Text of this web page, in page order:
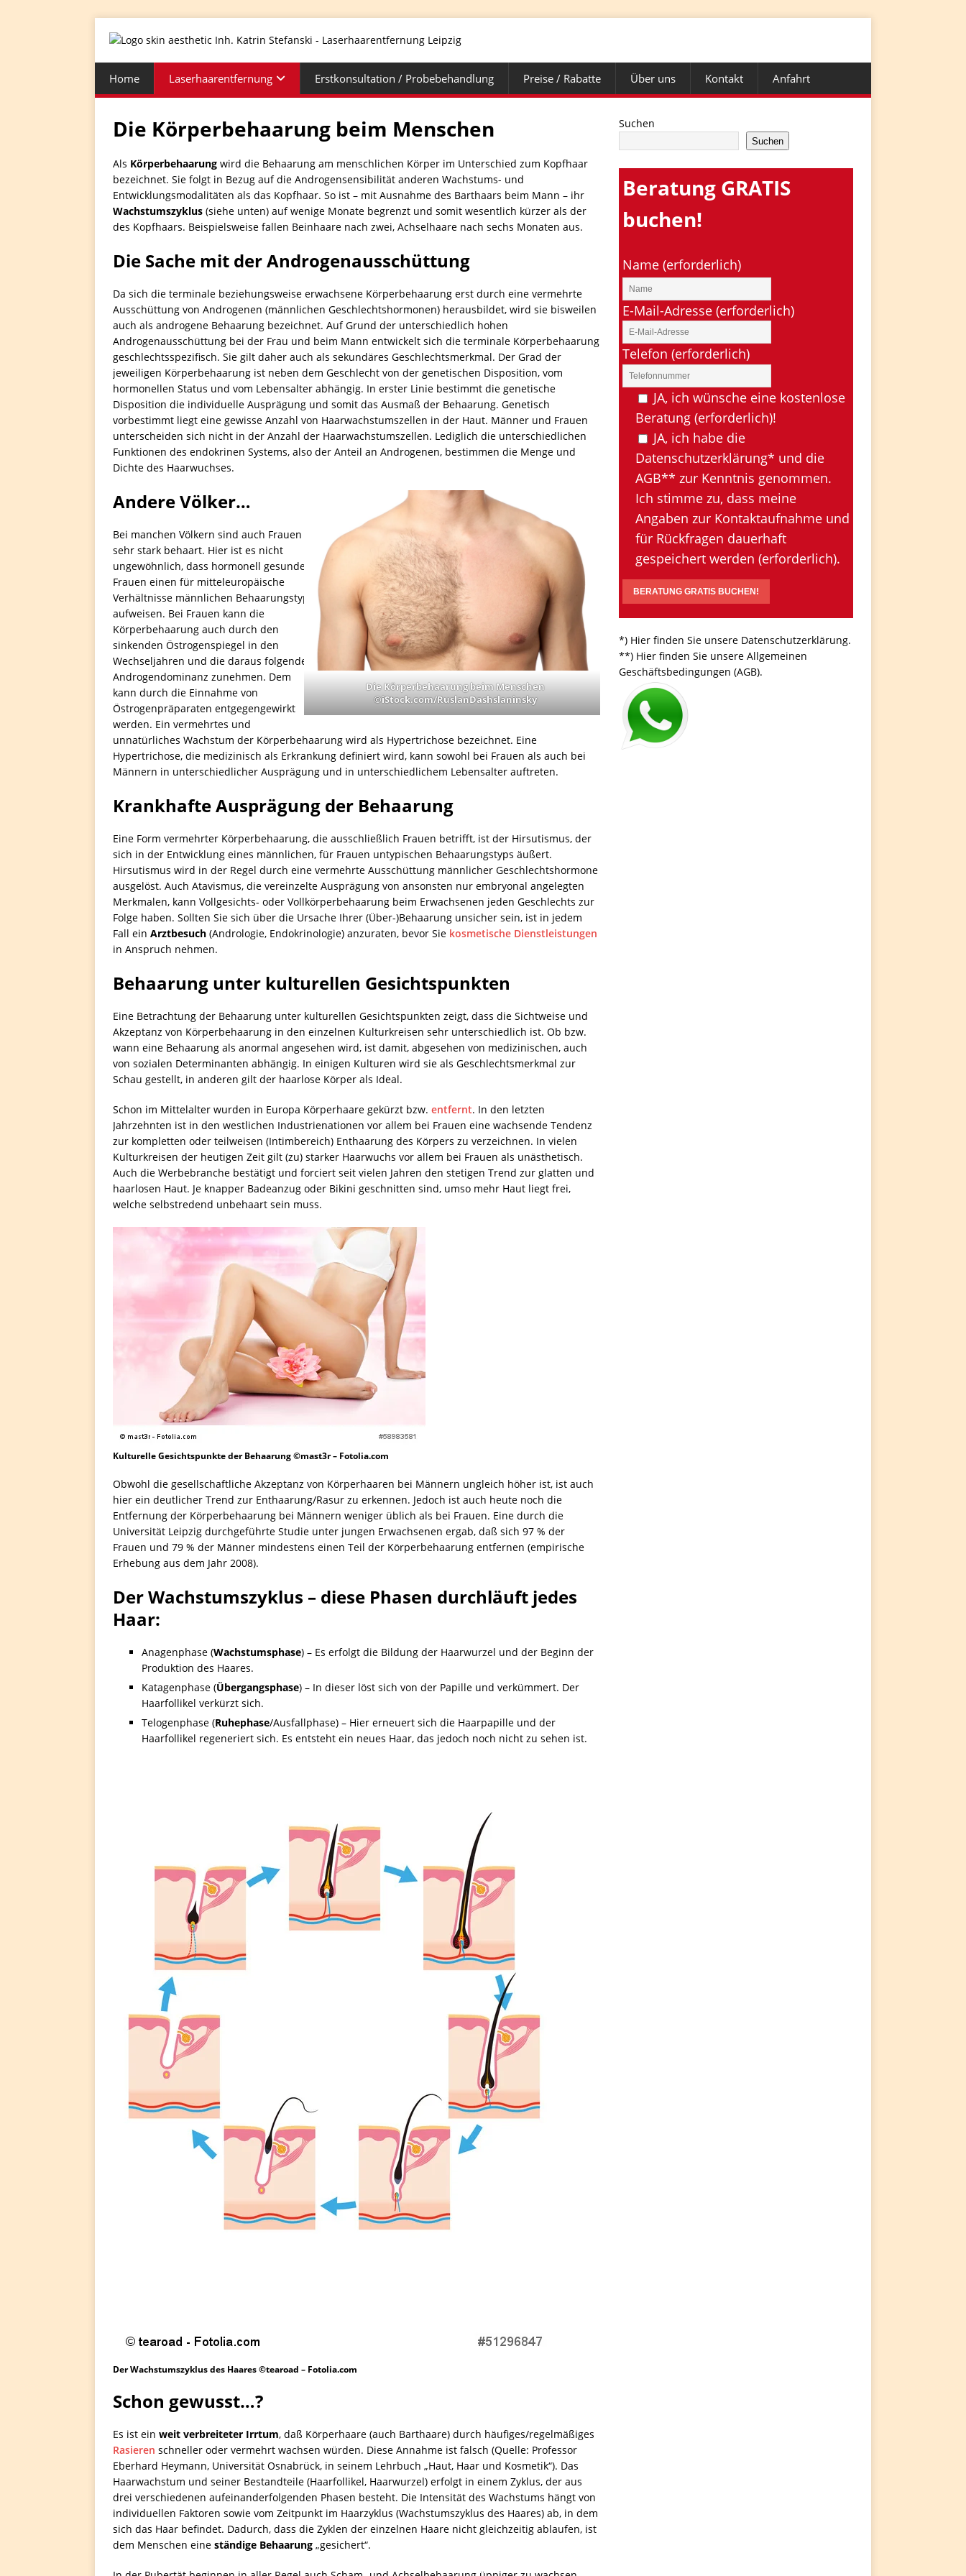
Home Laserhaarentfernung Erstkonsultation / Probebehandlung Preise / Rabatte Über uns Kontakt Anfahrt
Die Körperbehaarung beim Menschen
Als Körperbehaarung wird die Behaarung am menschlichen Körper im Unterschied zum Kopfhaar
bezeichnet. Sie folgt in Bezug auf die Androgensensibilität anderen Wachstums- und
Entwicklungsmodalitäten als das Kopfhaar. So ist – mit Ausnahme des Barthaars beim Mann – ihr
Wachstumszyklus (siehe unten) auf wenige Monate begrenzt und somit wesentlich kürzer als der
des Kopfhaars. Beispielsweise fallen Beinhaare nach zwei, Achselhaare nach sechs Monaten aus.
Die Sache mit der Androgenausschüttung
Da sich die terminale beziehungsweise erwachsene Körperbehaarung erst durch eine vermehrte
Ausschüttung von Androgenen (männlichen Geschlechtshormonen) herausbildet, wird sie bisweilen
auch als androgene Behaarung bezeichnet. Auf Grund der unterschiedlich hohen
Androgenausschüttung bei der Frau und beim Mann entwickelt sich die terminale Körperbehaarung
geschlechtsspezifisch. Sie gilt daher auch als sekundäres Geschlechtsmerkmal. Der Grad der
jeweiligen Körperbehaarung ist neben dem Geschlecht von der genetischen Disposition, vom
hormonellen Status und vom Lebensalter abhängig. In erster Linie bestimmt die genetische
Disposition die individuelle Ausprägung und somit das Ausmaß der Behaarung. Genetisch
vorbestimmt liegt eine gewisse Anzahl von Haarwachstumszellen in der Haut. Männer und Frauen
unterscheiden sich nicht in der Anzahl der Haarwachstumszellen. Lediglich die unterschiedlichen
Funktionen des endokrinen Systems, also der Anteil an Androgenen, bestimmen die Menge und
Dichte des Haarwuchses.
Die Körperbehaarung beim Menschen
©iStock.com/RuslanDashslaninsky
Andere Völker…
Bei manchen Völkern sind auch Frauen
sehr stark behaart. Hier ist es nicht
ungewöhnlich, dass hormonell gesunde
Frauen einen für mitteleuropäische
Verhältnisse männlichen Behaarungstyp
aufweisen. Bei Frauen kann die
Körperbehaarung auch durch den
sinkenden Östrogenspiegel in den
Wechseljahren und die daraus folgende
Androgendominanz zunehmen. Dem
kann durch die Einnahme von
Östrogenpräparaten entgegengewirkt
werden. Ein vermehrtes und
unnatürliches Wachstum der Körperbehaarung wird als Hypertrichose bezeichnet. Eine
Hypertrichose, die medizinisch als Erkrankung definiert wird, kann sowohl bei Frauen als auch bei
Männern in unterschiedlicher Ausprägung und in unterschiedlichem Lebensalter auftreten.
Krankhafte Ausprägung der Behaarung
Eine Form vermehrter Körperbehaarung, die ausschließlich Frauen betrifft, ist der Hirsutismus, der
sich in der Entwicklung eines männlichen, für Frauen untypischen Behaarungstyps äußert.
Hirsutismus wird in der Regel durch eine vermehrte Ausschüttung männlicher Geschlechtshormone
ausgelöst. Auch Atavismus, die vereinzelte Ausprägung von ansonsten nur embryonal angelegten
Merkmalen, kann Vollgesichts- oder Vollkörperbehaarung beim Erwachsenen jeden Geschlechts zur
Folge haben. Sollten Sie sich über die Ursache Ihrer (Über-)Behaarung unsicher sein, ist in jedem
Fall ein Arztbesuch (Andrologie, Endokrinologie) anzuraten, bevor Sie kosmetische Dienstleistungen
in Anspruch nehmen.
Behaarung unter kulturellen Gesichtspunkten
Eine Betrachtung der Behaarung unter kulturellen Gesichtspunkten zeigt, dass die Sichtweise und
Akzeptanz von Körperbehaarung in den einzelnen Kulturkreisen sehr unterschiedlich ist. Ob bzw.
wann eine Behaarung als anormal angesehen wird, ist damit, abgesehen von medizinischen, auch
von sozialen Determinanten abhängig. In einigen Kulturen wird sie als Geschlechtsmerkmal zur
Schau gestellt, in anderen gilt der haarlose Körper als Ideal.
Schon im Mittelalter wurden in Europa Körperhaare gekürzt bzw. entfernt. In den letzten
Jahrzehnten ist in den westlichen Industrienationen vor allem bei Frauen eine wachsende Tendenz
zur kompletten oder teilweisen (Intimbereich) Enthaarung des Körpers zu verzeichnen. In vielen
Kulturkreisen der heutigen Zeit gilt (zu) starker Haarwuchs vor allem bei Frauen als unästhetisch.
Auch die Werbebranche bestätigt und forciert seit vielen Jahren den stetigen Trend zur glatten und
haarlosen Haut. Je knapper Badeanzug oder Bikini geschnitten sind, umso mehr Haut liegt frei,
welche selbstredend unbehaart sein muss.
Kulturelle Gesichtspunkte der Behaarung ©mast3r – Fotolia.com
Obwohl die gesellschaftliche Akzeptanz von Körperhaaren bei Männern ungleich höher ist, ist auch
hier ein deutlicher Trend zur Enthaarung/Rasur zu erkennen. Jedoch ist auch heute noch die
Entfernung der Körperbehaarung bei Männern weniger üblich als bei Frauen. Eine durch die
Universität Leipzig durchgeführte Studie unter jungen Erwachsenen ergab, daß sich 97 % der
Frauen und 79 % der Männer mindestens einen Teil der Körperbehaarung entfernen (empirische
Erhebung aus dem Jahr 2008).
Der Wachstumszyklus – diese Phasen durchläuft jedes
Haar:
Anagenphase (Wachstumsphase) – Es erfolgt die Bildung der Haarwurzel und der Beginn der
Produktion des Haares.
Katagenphase (Übergangsphase) – In dieser löst sich von der Papille und verkümmert. Der
Haarfollikel verkürzt sich.
Telogenphase (Ruhephase/Ausfallphase) – Hier erneuert sich die Haarpapille und der
Haarfollikel regeneriert sich. Es entsteht ein neues Haar, das jedoch noch nicht zu sehen ist.
Der Wachstumszyklus des Haares ©tearoad – Fotolia.com
Schon gewusst…?
Es ist ein weit verbreiteter Irrtum, daß Körperhaare (auch Barthaare) durch häufiges/regelmäßiges
Rasieren schneller oder vermehrt wachsen würden. Diese Annahme ist falsch (Quelle: Professor
Eberhard Heymann, Universität Osnabrück, in seinem Lehrbuch „Haut, Haar und Kosmetik“). Das
Haarwachstum und seiner Bestandteile (Haarfollikel, Haarwurzel) erfolgt in einem Zyklus, der aus
drei verschiedenen aufeinanderfolgenden Phasen besteht. Die Intensität des Wachstums hängt von
individuellen Faktoren sowie vom Zeitpunkt im Haarzyklus (Wachstumszyklus des Haares) ab, in dem
sich das Haar befindet. Dadurch, dass die Zyklen der einzelnen Haare nicht gleichzeitig ablaufen, ist
dem Menschen eine ständige Behaarung „gesichert“.
Suchen
Suchen
Beratung GRATIS
buchen!
Name (erforderlich)
E-Mail-Adresse (erforderlich)
Telefon (erforderlich)
JA, ich wünsche eine kostenlose
Beratung (erforderlich)!
JA, ich habe die
Datenschutzerklärung* und die
AGB** zur Kenntnis genommen.
Ich stimme zu, dass meine
Angaben zur Kontaktaufnahme und
für Rückfragen dauerhaft
gespeichert werden (erforderlich).
*) Hier finden Sie unsere Datenschutzerklärung.
**) Hier finden Sie unsere Allgemeinen
Geschäftsbedingungen (AGB).